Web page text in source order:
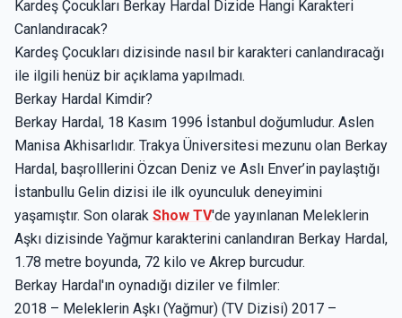
Kardeş Çocukları Berkay Hardal Dizide Hangi Karakteri
Canlandıracak?
Kardeş Çocukları dizisinde nasıl bir karakteri canlandıracağı
ile ilgili henüz bir açıklama yapılmadı.
Berkay Hardal Kimdir?
Berkay Hardal, 18 Kasım 1996 İstanbul doğumludur. Aslen
Manisa Akhisarlıdır. Trakya Üniversitesi mezunu olan Berkay
Hardal, başrolllerini Özcan Deniz ve Aslı Enver’in paylaştığı
İstanbullu Gelin dizisi ile ilk oyunculuk deneyimini
yaşamıştır. Son olarak Show TV'de yayınlanan Meleklerin
Aşkı dizisinde Yağmur karakterini canlandıran Berkay Hardal,
1.78 metre boyunda, 72 kilo ve Akrep burcudur.
Berkay Hardal'ın oynadığı diziler ve filmler:
2018 – Meleklerin Aşkı (Yağmur) (TV Dizisi) 2017 –